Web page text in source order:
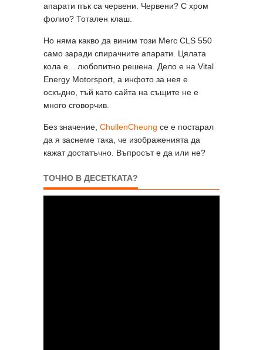
апарати пък са червени. Червени? С хром
фолио? Тотален клаш.
Но няма какво да виним този Merc CLS 550
само заради спирачните апарати. Цялата
кола е... любопитно решена. Дело е на Vital
Energy Motorsport, а инфото за нея е
оскъдно, тъй като сайта на същите не е
много сговорчив.
Без значение, ChullenCheung се е постарал
да я заснеме така, че изображенията да
кажат достатъчно. Въпросът е да или не?
ТОЧНО В ДЕСЕТКАТА?